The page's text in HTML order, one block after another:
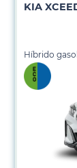
KIA
Híbrido